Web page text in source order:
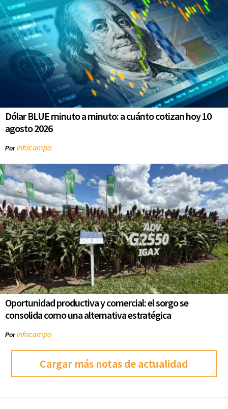
Dólar BLUE minuto a minuto: a cuánto cotizan hoy 10
agosto 2026
Porinfocampo
Oportunidad productiva y comercial: el sorgo se
consolida como una alternativa estratégica
Porinfocampo
Cargar más notas de actualidad